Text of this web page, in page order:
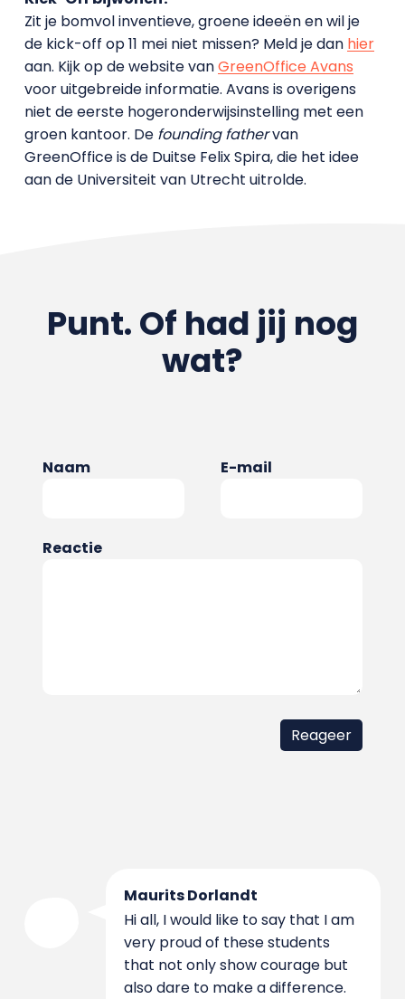
Zit je bomvol inventieve, groene ideeën en wil je
de kick-off op 11 mei niet missen? Meld je dan hier
aan. Kijk op de website vanGreenOffice Avans
voor uitgebreide informatie. Avans is overigens
niet de eerste hogeronderwijsinstelling met een
groen kantoor. De founding fathervan
GreenOffice is de Duitse Felix Spira, die het idee
aan de Universiteit van Utrecht uitrolde.
Punt. Of had jij nog
wat?
Naam E-mail
Reactie
Maurits Dorlandt
Hi all, I would like to say that I am
very proud of these students
that not only show courage but
also dare to make a difference.